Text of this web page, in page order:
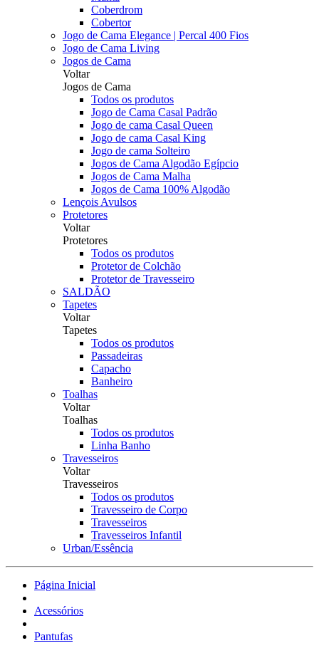
Coberdrom
Cobertor
Jogo de Cama Elegance | Percal 400 Fios
Jogo de Cama Living
Jogos de Cama
Voltar
Jogos de Cama
Todos os produtos
Jogo de Cama Casal Padrão
Jogo de cama Casal Queen
Jogo de cama Casal King
Jogo de cama Solteiro
Jogos de Cama Algodão Egípcio
Jogos de Cama Malha
Jogos de Cama 100% Algodão
Lençois Avulsos
Protetores
Voltar
Protetores
Todos os produtos
Protetor de Colchão
Protetor de Travesseiro
SALDÃO
Tapetes
Voltar
Tapetes
Todos os produtos
Passadeiras
Capacho
Banheiro
Toalhas
Voltar
Toalhas
Todos os produtos
Linha Banho
Travesseiros
Voltar
Travesseiros
Todos os produtos
Travesseiro de Corpo
Travesseiros
Travesseiros Infantil
Urban/Essência
Página Inicial
Acessórios
Pantufas